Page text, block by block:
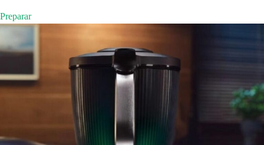
Preparar